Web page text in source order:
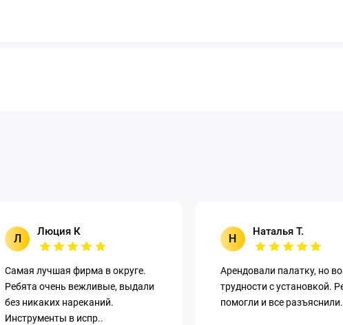
Л
Люция К
Самая лучшая фирма в округе.
Ребята очень вежливые, выдали
без никаких нареканий.
Инструменты в испр..
Н
Наталья Т.
Арендовали палатку, но
трудности с установкой.
помогли и все